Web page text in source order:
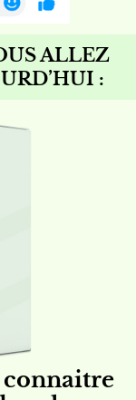
ALLEZ
:
connaitre